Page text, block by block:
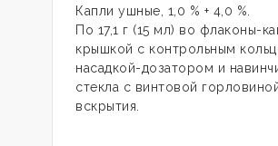
Капли ушные, 1,0 % + 4,0 %.
По 17,1 г (15 мл) во флаконы-
крышкой с контрольным
насадкой-дозатором и
стекла с винтовой
вскрытия.